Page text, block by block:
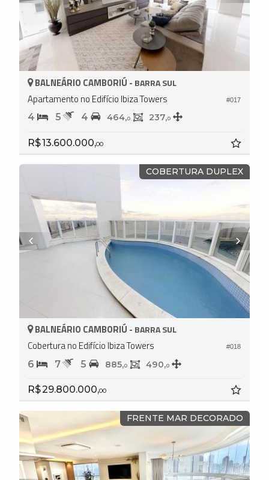
#017
BALNEÁRIO CAMBORIÚ - BARRA SUL
Apartamento no Edifício Ibiza Towers
4 5 4 464,0 237,0
R$ 13.600.000,00
COBERTURA DUPLEX
#018
BALNEÁRIO CAMBORIÚ - BARRA SUL
Cobertura no Edifício Ibiza Towers
6 7 5 885,0 490,0
R$ 29.800.000,00
FRENTE MAR DECORADO